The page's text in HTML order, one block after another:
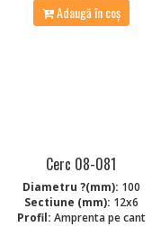
Adaugă în coș
Cerc 08-081
Diametru ?(mm): 100
Sectiune (mm): 12x6
Profil: Amprenta pe cant